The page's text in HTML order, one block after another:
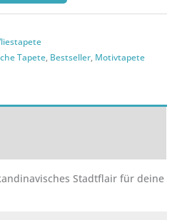
Tapete, Bestseller, Motivtapete
Stadtflair für deine